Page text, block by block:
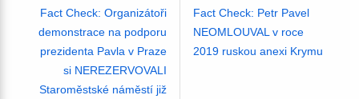
Fact Check: Organizátoři
demonstrace na podporu
prezidenta Pavla v Praze
si NEREZERVOVALI
Staroměstské náměstí již
Fact Check: Petr Pavel
NEOMLOUVAL v roce
2019 ruskou anexi Krymu